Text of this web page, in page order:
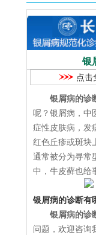
银
点击
银屑病的诊
呢？银屑病，中
症性皮肤病，发
红色丘疹或斑块
通常被分为寻常
中，牛皮藓也给
银屑病的诊断有
银屑病的诊
问题，欢迎咨询